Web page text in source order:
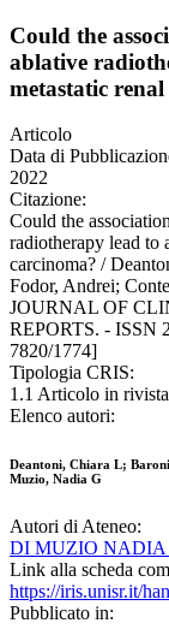
Could the
ablative
metastatic
Articolo
Data di
2022
Citazione:
Could the
radiotherapy lead to
carcinoma? /
Fodor, Andrei;
JOURNAL OF
REPORTS. - ISSN
7820/1774]
Tipologia CRIS:
1.1 Articolo in rivista
Elenco autori:
Deantoni, Chiara L;
Muzio, Nadia G
Autori di Ateneo:
DI MUZIO NADIA
Link alla scheda
https://iris.unisr.it/
Pubblicato in: